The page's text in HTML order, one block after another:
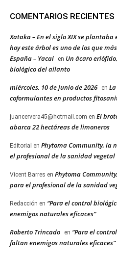
COMENTARIOS RECIENTES
Xataka – En el siglo XIX se
hoy este árbol es uno de los que
España – Yacal
en Un ácaro
biológico del ailanto
miércoles, 10 de junio de 2026 en
coformulantes en productos
juancervera45@hotmail.com en El
abarca 22 hectáreas de limoneros
Editorial en Phytoma Community, la
el profesional de la sanidad vegetal
Vicent Barres en Phytoma
para el profesional de la sanidad
Redacción en “Para el control
enemigos naturales eficaces”
Roberto Trincado en “Para el
faltan enemigos naturales eficaces”